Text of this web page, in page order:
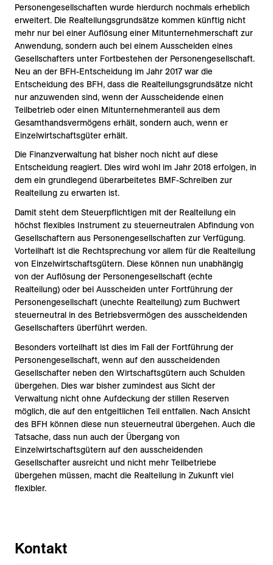
Personengesellschaften wurde hierdurch nochmals erheblich
erweitert. Die Realteilungsgrundsätze kommen künftig nicht
mehr nur bei einer Auflösung einer Mitunternehmerschaft zur
Anwendung, sondern auch bei einem Ausscheiden eines
Gesellschafters unter Fortbestehen der Personengesellschaft.
Neu an der BFH-Entscheidung im Jahr 2017 war die
Entscheidung des BFH, dass die Realteilungsgrundsätze nicht
nur anzuwenden sind, wenn der Ausscheidende einen
Teilbetrieb oder einen Mitunternehmeranteil aus dem
Gesamthandsvermögens erhält, sondern auch, wenn er
Einzelwirtschaftsgüter erhält.
Die Finanzverwaltung hat bisher noch nicht auf diese
Entscheidung reagiert. Dies wird wohl im Jahr 2018 erfolgen, in
dem ein grundlegend überarbeitetes BMF-Schreiben zur
Realteilung zu erwarten ist.
Damit steht dem Steuerpflichtigen mit der Realteilung ein
höchst flexibles Instrument zu steuerneutralen Abfindung von
Gesellschaftern aus Personengesellschaften zur Verfügung.
Vorteilhaft ist die Rechtsprechung vor allem für die Realteilung
von Einzelwirtschaftsgütern. Diese können nun unabhängig
von der Auflösung der Personengesellschaft (echte
Realteilung) oder bei Ausscheiden unter Fortführung der
Personengesellschaft (unechte Realteilung) zum Buchwert
steuerneutral in des Betriebsvermögen des ausscheidenden
Gesellschafters überführt werden.
Besonders vorteilhaft ist dies im Fall der Fortführung der
Personengesellschaft, wenn auf den ausscheidenden
Gesellschafter neben den Wirtschaftsgütern auch Schulden
übergehen. Dies war bisher zumindest aus Sicht der
Verwaltung nicht ohne Aufdeckung der stillen Reserven
möglich, die auf den entgeltlichen Teil entfallen. Nach Ansicht
des BFH können diese nun steuerneutral übergehen. Auch die
Tatsache, dass nun auch der Übergang von
Einzelwirtschaftsgütern auf den ausscheidenden
Gesellschafter ausreicht und nicht mehr Teilbetriebe
übergehen müssen, macht die Realteilung in Zukunft viel
flexibler.
Kontakt